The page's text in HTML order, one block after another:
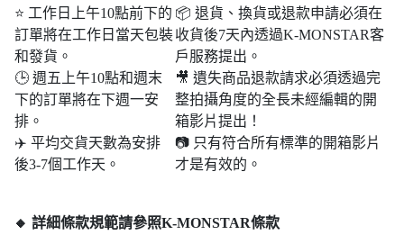
⭐ 工作日上午10點前下的
訂單將在工作日當天包裝
和發貨。
🕒 週五上午10點和週末​​
下的訂單將在下週一安
排。
✈️ 平均交貨天數為安排
後3-7個工作天。
📦 退貨、換貨或退款申請必須在
收貨後7天內透過K-MONSTAR客
戶服務提出。
🎥 遺失商品退款請求必須透過完
整拍攝角度的全長未經編輯的開
箱影片提出！
📷 只有符合所有標準的開箱影片
才是有效的。
🔸 詳細條款規範請參照K-MONSTAR條款